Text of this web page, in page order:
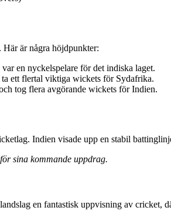
Här är några höjdpunkter:
en nyckelspelare för det indiska laget.
ett flertal viktiga wickets för Sydafrika.
tog flera avgörande wickets för Indien.
Indien visade upp en stabil
sina kommande uppdrag.
en fantastisk uppvisning av cricket,